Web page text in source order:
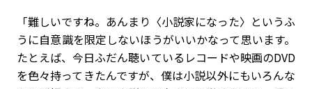
「難しいですね。あんまり〈小説家になった〉というふ
うに自意識を限定しないほうがいいかなって思います。
たとえば、今日ふだん聴いているレコードや映画のDVD
を色々持ってきたんですが、僕は小説以外にもいろんな